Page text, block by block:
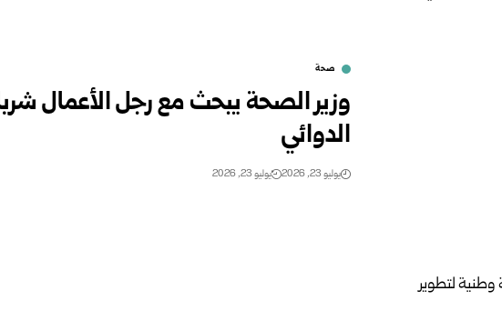
صحة
وزير الصحة يبحث مع رجل الأعمال
الدوائي
يوليو 23, 2026 يوليو 23, 2026